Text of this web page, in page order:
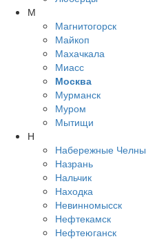
М
Магнитогорск
Майкоп
Махачкала
Миасс
Москва
Мурманск
Муром
Мытищи
Н
Набережные Челны
Назрань
Нальчик
Находка
Невинномысск
Нефтекамск
Нефтеюганск